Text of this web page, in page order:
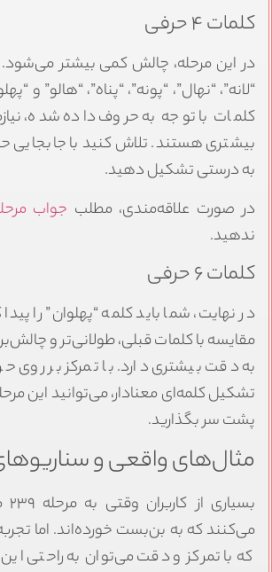
کلمات ۴ حرفی
در این مرحله، چالش کمی بیشتر می‌شود.
“لانه”، “نهال”، “پونه”، “پناه”، “هالو” و
کلمات با توجه به حروف داده شده،
بیشتری هستند. تلاش کنید با جابجایی
به درستی تشکیل دهید.
در صورت علاقه‌مندی، مطلب جواب مرحله
ندهید.
کلمات ۶ حرفی
در نهایت، شما باید کلمه “پهلوان” را
مقایسه با کلمات قبلی، طولانی‌تر و
به دقت بیشتری دارد. با تمرکز بر روی
تشکیل کلمه‌ای معنادار، می‌توانید این
پشت سر بگذارید.
مثال‌های واقعی و
می‌کنند که به بن‌بست خورده‌اند. اما
که با تمرکز و دقت می‌توان به راحتی